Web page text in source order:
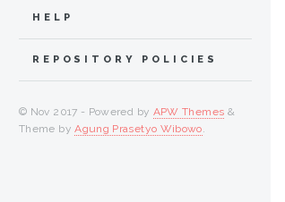
HELP
REPOSITORY POLICIES
© Nov 2017 - Powered by APW Themes &
Theme byAgung Prasetyo Wibowo.